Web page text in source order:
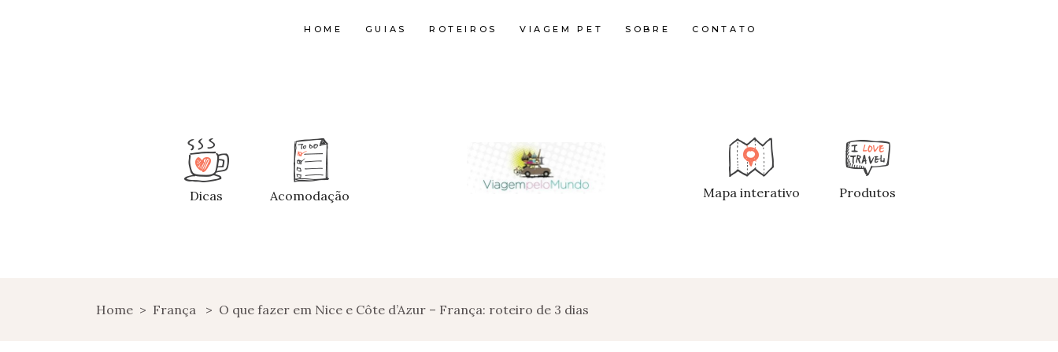
HOME GUIAS ROTEIROS VIAGEM PET SOBRE CONTATO
Dicas Acomodação Mapa interativo Produtos
Home > França > O que fazer em Nice e Côte d’Azur – França: roteiro de 3 dias